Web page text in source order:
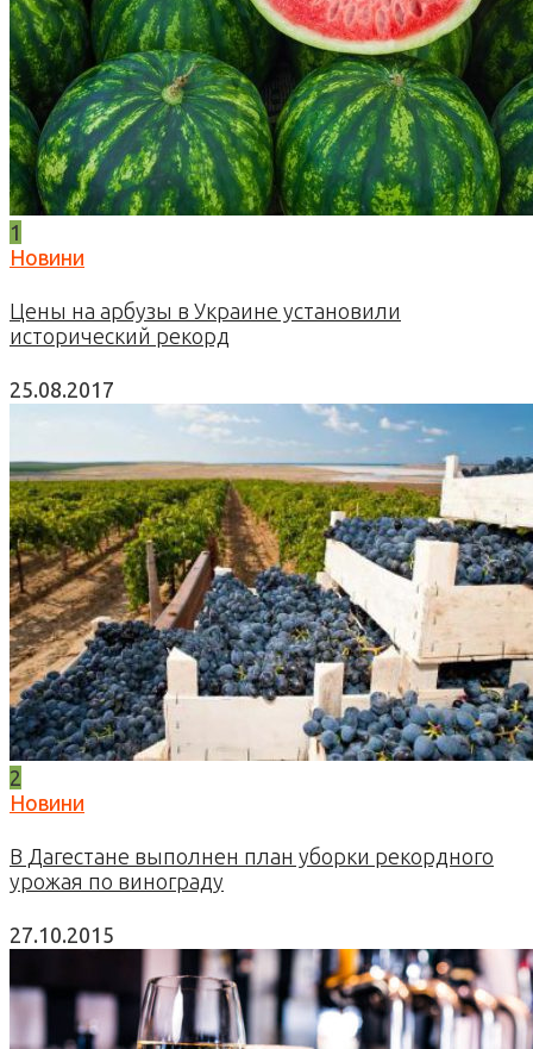
1
Новини
Цены на арбузы в Украине установили
исторический рекорд
25.08.2017
2
Новини
В Дагестане выполнен план уборки рекордного
урожая по винограду
27.10.2015